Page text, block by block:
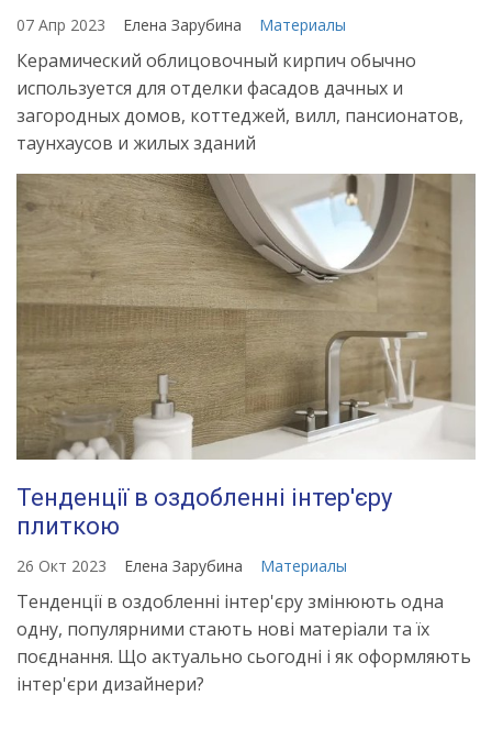
07 Апр 2023 Елена Зарубина Материалы
Керамический облицовочный кирпич обычно
используется для отделки фасадов дачных и
загородных домов, коттеджей, вилл, пансионатов,
таунхаусов и жилых зданий
Тенденції в оздобленні інтер'єру
плиткою
26 Окт 2023 Елена Зарубина Материалы
Тенденції в оздобленні інтер'єру змінюють одна
одну, популярними стають нові матеріали та їх
поєднання. Що актуально сьогодні і як оформляють
інтер'єри дизайнери?